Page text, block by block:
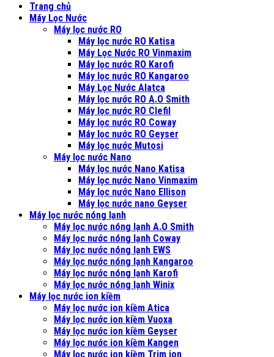
Trang chủ
Máy Lọc Nước
Máy lọc nước RO
Máy lọc nước RO Katisa
Máy Lọc Nước RO Vinmaxim
Máy lọc nước RO Karofi
Máy lọc nước RO Kangaroo
Máy Lọc Nước Alatca
Máy lọc nước RO A.O Smith
Máy lọc nước RO Clefil
Máy lọc nước RO Coway
Máy lọc nước RO Geyser
Máy lọc nước Mutosi
Máy lọc nước Nano
Máy lọc nước Nano Katisa
Máy lọc nước Nano Vinmaxim
Máy lọc nước Nano Ellison
Máy lọc nước nano Geyser
Máy lọc nước nóng lạnh
Máy lọc nước nóng lạnh A.O Smith
Máy lọc nước nóng lạnh Coway
Máy lọc nước nóng lạnh EWS
Máy lọc nước nóng lạnh Kangaroo
Máy lọc nước nóng lạnh Karofi
Máy lọc nước nóng lạnh Winix
Máy lọc nước ion kiềm
Máy lọc nước ion kiềm Atica
Máy lọc nước ion kiềm Vuoxa
Máy lọc nước ion kiềm Geyser
Máy lọc nước ion kiềm Kangen
Máy lọc nước ion kiềm Trim ion